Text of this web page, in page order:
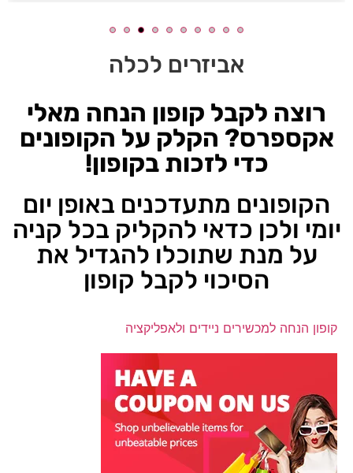
אביזרים לכלה
רוצה לקבל קופון הנחה מאלי
אקספרס? הקלק על הקופונים
כדי לזכות בקופון!
הקופונים מתעדכנים באופן יום
יומי ולכן כדאי להקליק בכל קניה
על מנת שתוכלו להגדיל את
הסיכוי לקבל קופון
קופון הנחה למכשירים ניידים ולאפליקציה